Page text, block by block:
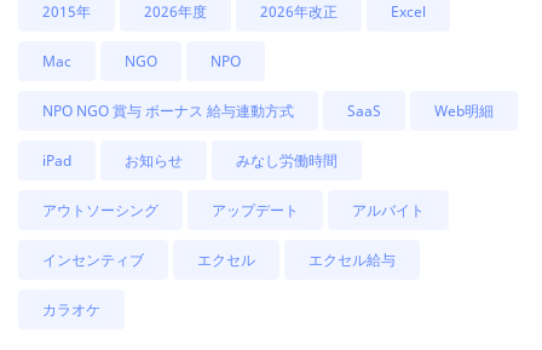
2015年 2026年度 2026年改正 Excel
Mac NGO NPO
NPO NGO 賞与 ボーナス 給与連動方式 SaaS Web明細
iPad お知らせ みなし労働時間
アウトソーシング アップデート アルバイト
インセンティブ エクセル エクセル給与
カラオケ